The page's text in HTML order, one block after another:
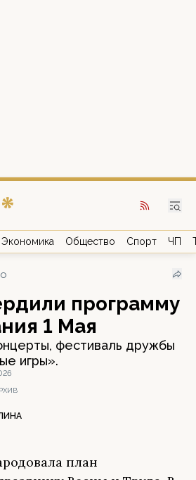
Экономика Общество Спорт ЧП
программу
1 Мая
фестиваль дружбы
игры».
план